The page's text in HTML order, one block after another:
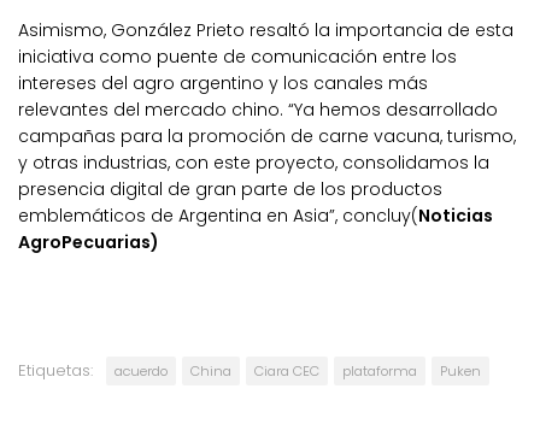
Asimismo, González Prieto resaltó la importancia de esta
iniciativa como puente de comunicación entre los
intereses del agro argentino y los canales más
relevantes del mercado chino. “Ya hemos desarrollado
campañas para la promoción de carne vacuna, turismo,
y otras industrias, con este proyecto, consolidamos la
presencia digital de gran parte de los productos
emblemáticos de Argentina en Asia”, concluy(Noticias
AgroPecuarias)
Etiquetas: acuerdo China Ciara CEC plataforma Puken